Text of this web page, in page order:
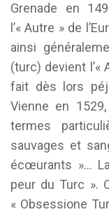
Grenade en
l’« Autre » de
ainsi
(turc) devient
fait dès lors
Vienne en
termes
sauvages et
écœurants »…
peur du Turc ».
« Obsessione